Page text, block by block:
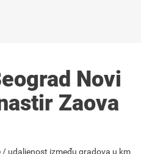
Novi
Zaova
udaljenost između gradova u km